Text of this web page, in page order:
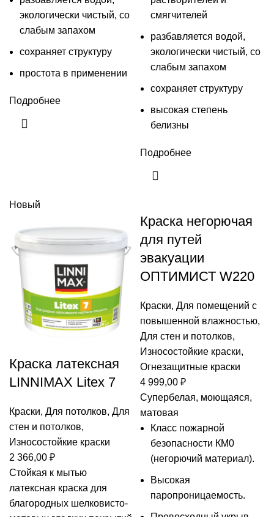
экологически чистый, со
слабым запахом
сохраняет структуру
простота в применении
Подробнее
смягчителей
разбавляется водой,
экологически чистый, со
слабым запахом
сохраняет структуру
высокая степень
белизны
Подробнее
Новый
Краска латексная
LINNIMAX Litex 7
Краски, Для потолков, Для
стен и потолков,
Износостойкие краски
2 366,00 ₽
Стойкая к мытью
латексная краска для
благородных шелковисто-
Краска негорючая
для путей
эвакуации
ОПТИМИСТ W220
Краски, Для помещений с
повышенной влажностью,
Для стен и потолков,
Износостойкие краски,
Огнезащитные краски
4 999,00 ₽
Супербелая, моющаяся,
матовая
Класс пожарной
безопасности КМ0
(негорючий материал).
Высокая
паропроницаемость.